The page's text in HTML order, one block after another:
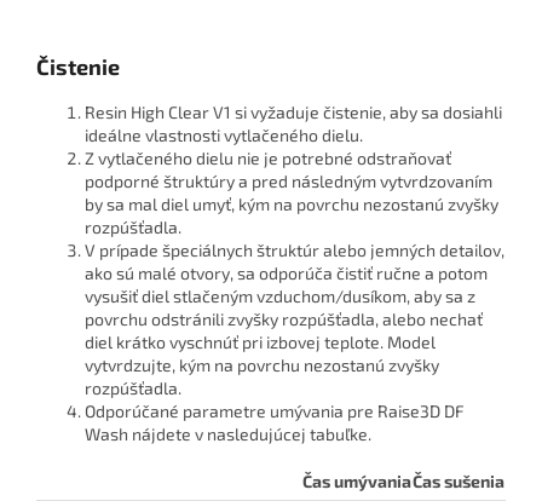
Čistenie
Resin High Clear V1 si vyžaduje čistenie, aby sa dosiahli
ideálne vlastnosti vytlačeného dielu.
Z vytlačeného dielu nie je potrebné odstraňovať
podporné štruktúry a pred následným vytvrdzovaním
by sa mal diel umyť, kým na povrchu nezostanú zvyšky
rozpúšťadla.
V prípade špeciálnych štruktúr alebo jemných detailov,
ako sú malé otvory, sa odporúča čistiť ručne a potom
vysušiť diel stlačeným vzduchom/dusíkom, aby sa z
povrchu odstránili zvyšky rozpúšťadla, alebo nechať
diel krátko vyschnúť pri izbovej teplote. Model
vytvrdzujte, kým na povrchu nezostanú zvyšky
rozpúšťadla.
Odporúčané parametre umývania pre Raise3D DF
Wash nájdete v nasledujúcej tabuľke.
Čas umývaniaČas sušenia